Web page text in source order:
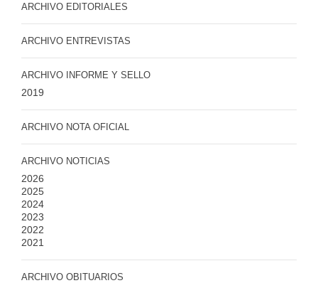
ARCHIVO EDITORIALES
ARCHIVO ENTREVISTAS
ARCHIVO INFORME Y SELLO
2019
ARCHIVO NOTA OFICIAL
ARCHIVO NOTICIAS
2026
2025
2024
2023
2022
2021
ARCHIVO OBITUARIOS